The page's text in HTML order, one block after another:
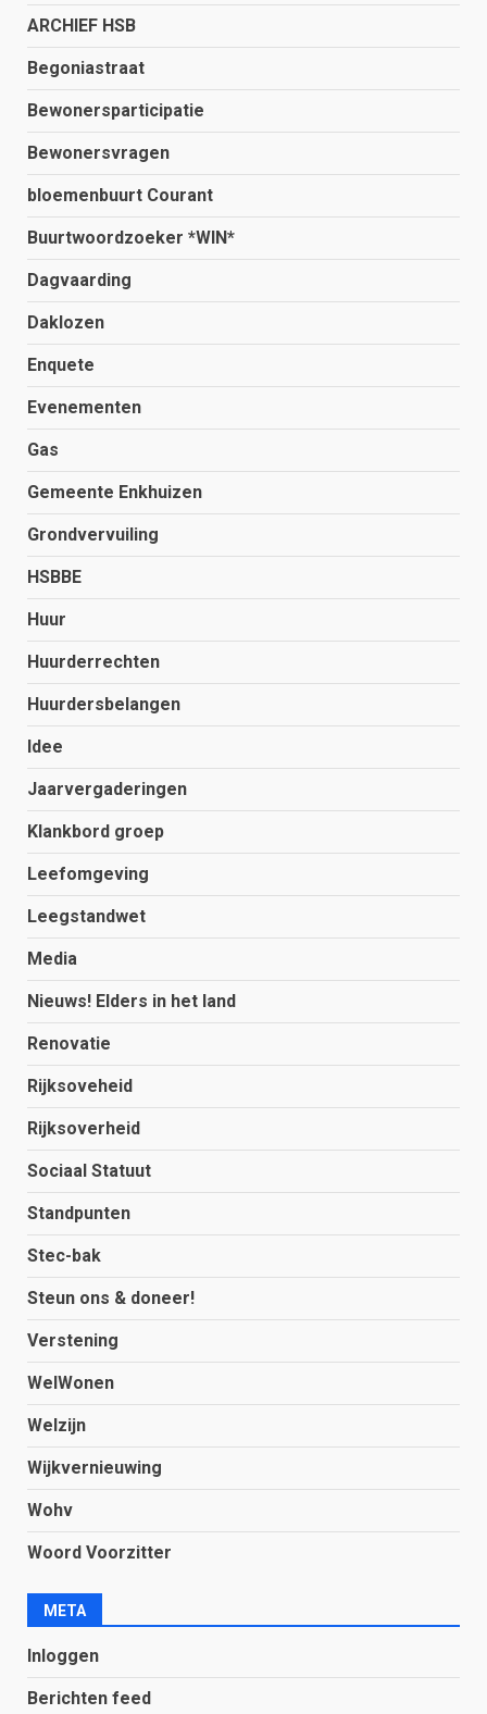
ARCHIEF HSB
Begoniastraat
Bewonersparticipatie
Bewonersvragen
bloemenbuurt Courant
Buurtwoordzoeker *WIN*
Dagvaarding
Daklozen
Enquete
Evenementen
Gas
Gemeente Enkhuizen
Grondvervuiling
HSBBE
Huur
Huurderrechten
Huurdersbelangen
Idee
Jaarvergaderingen
Klankbord groep
Leefomgeving
Leegstandwet
Media
Nieuws! Elders in het land
Renovatie
Rijksoveheid
Rijksoverheid
Sociaal Statuut
Standpunten
Stec-bak
Steun ons & doneer!
Verstening
WelWonen
Welzijn
Wijkvernieuwing
Wohv
Woord Voorzitter
META
Inloggen
Berichten feed